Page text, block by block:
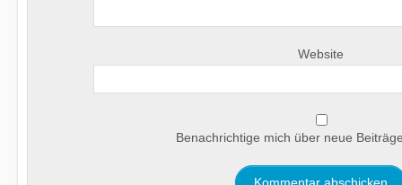
Website
Benachrichtige mich über neue